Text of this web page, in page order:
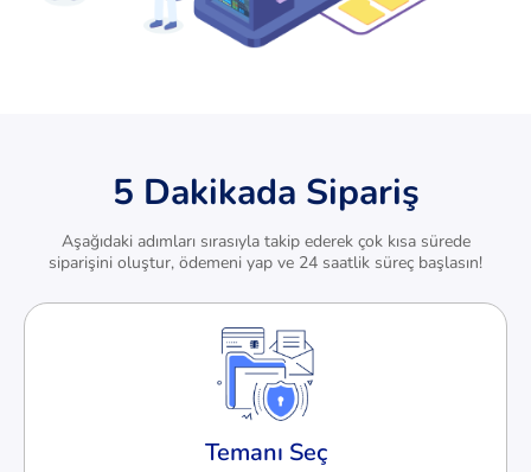
5 Dakikada Sipariş
Aşağıdaki adımları sırasıyla takip ederek çok kısa sürede
siparişini oluştur, ödemeni yap ve 24 saatlik süreç başlasın!
Temanı Seç